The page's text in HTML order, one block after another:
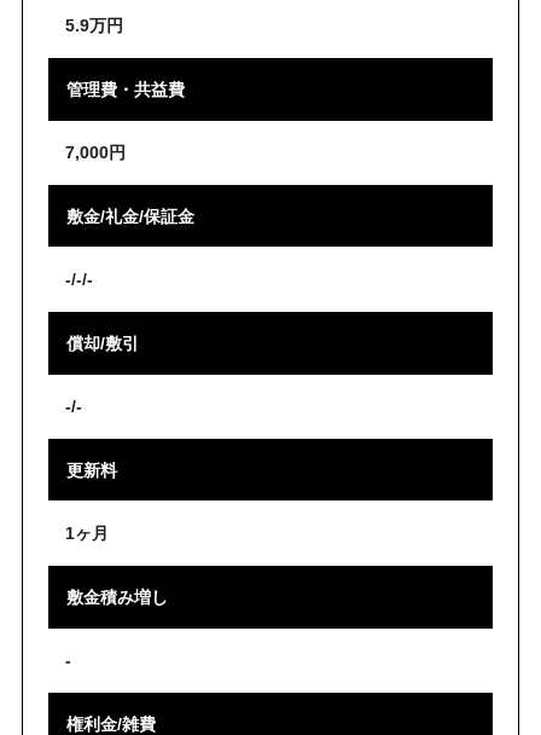
5.9万円
管理費・共益費
7,000円
敷金/礼金/保証金
-/-/-
償却/敷引
-/-
更新料
1ヶ月
敷金積み増し
-
権利金/雑費